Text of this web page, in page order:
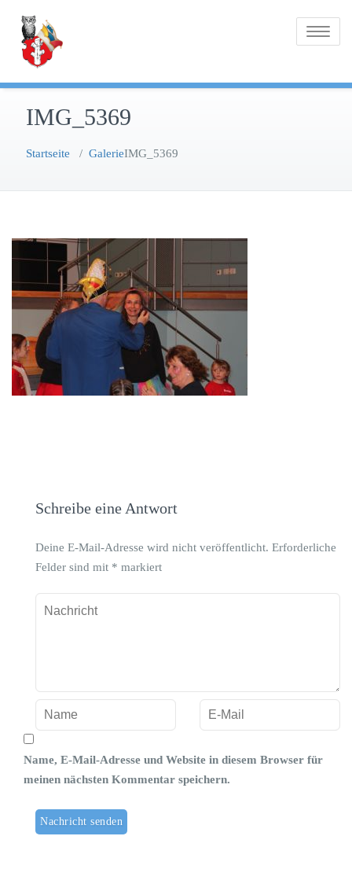
springen
Toggle
IMG_5369
Startseite / GalerieIMG_5369
Schreibe eine Antwort
Deine E-Mail-Adresse wird nicht veröffentlicht. Erforderliche
Felder sind mit * markiert
Name, E-Mail-Adresse und Website in diesem Browser für
meinen nächsten Kommentar speichern.